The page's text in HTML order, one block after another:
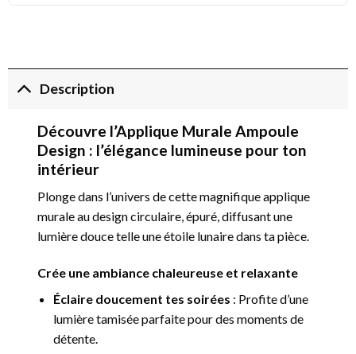
Description
Découvre l’Applique Murale Ampoule
Design : l’élégance lumineuse pour ton
intérieur
Plonge dans l’univers de cette magnifique applique
murale au design circulaire, épuré, diffusant une
lumière douce telle une étoile lunaire dans ta pièce.
Crée une ambiance chaleureuse et relaxante
Éclaire doucement tes soirées : Profite d’une
lumière tamisée parfaite pour des moments de
détente.